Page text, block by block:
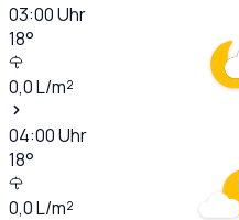
03:00Uhr
18°
0,0L/m²
04:00Uhr
18°
0,0L/m²